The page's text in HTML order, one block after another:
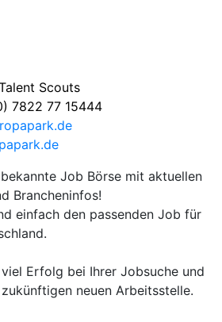
Scouts
7822 77 15444
Job Börse mit aktuellen
Brancheninfos!
einfach den passenden Job für
Erfolg bei Ihrer Jobsuche und
neuen Arbeitsstelle.